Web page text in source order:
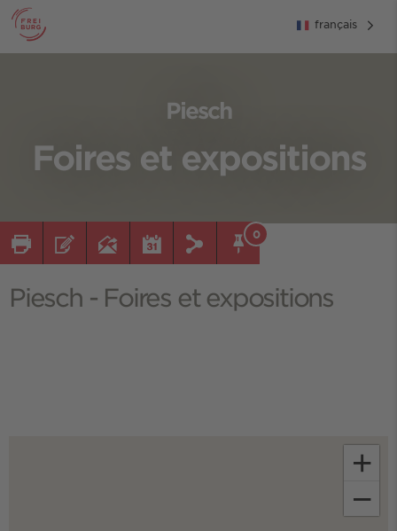
français
Piesch
Foires et expositions
0
Piesch - Foires et expositions
+
−